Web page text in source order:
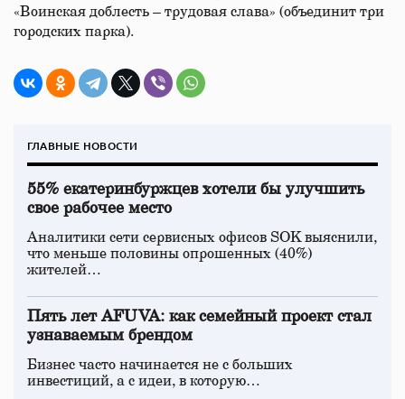
«Воинская доблесть – трудовая слава» (объединит три
городских парка).
ГЛАВНЫЕ НОВОСТИ
55% екатеринбуржцев хотели бы улучшить
свое рабочее место
Аналитики сети сервисных офисов SOK выяснили,
что меньше половины опрошенных (40%)
жителей…
Пять лет AFUVA: как семейный проект стал
узнаваемым брендом
Бизнес часто начинается не с больших
инвестиций, а с идеи, в которую…